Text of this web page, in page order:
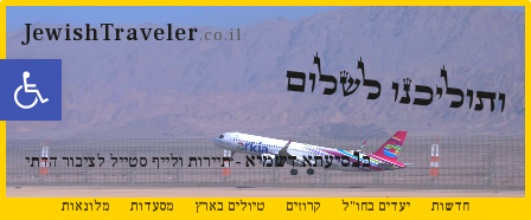
פתח
JewishTraveler.co.il
ותוליכנו לשלום
בנסיעתא דשמיא- תיירות ולייף סטייל לציבור הדתי
חדשות יעדים בחו"ל קרוזים טיולים בארץ מסעדות
מלונאות